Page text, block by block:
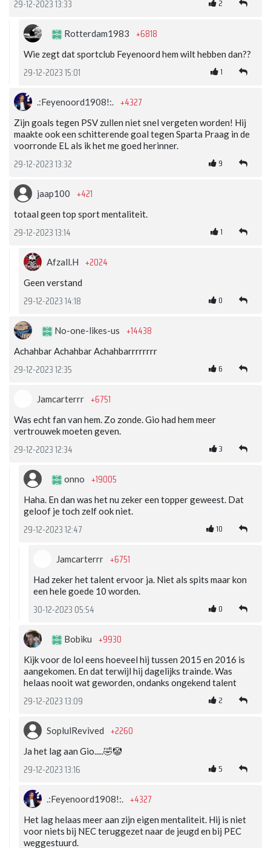
29-12-2023 13:33 2
Rotterdam1983 +6818
Wie zegt dat sportclub Feyenoord hem wilt hebben dan??
29-12-2023 15:01 1
.:Feyenoord1908!:. +4327
Zijn goals tegen PSV zullen niet snel vergeten worden! Hij
maakte ook een schitterende goal tegen Sparta Praag in de
voorronde EL als ik het me goed herinner.
29-12-2023 13:32 9
jaap100 +421
totaal geen top sport mentaliteit.
29-12-2023 13:14 1
Afzall.H +2024
Geen verstand
29-12-2023 14:18 0
No-one-likes-us +14438
Achahbar Achahbar Achahbarrrrrrrr
29-12-2023 12:35 6
Jamcarterrr +6751
Was echt fan van hem. Zo zonde. Gio had hem meer
vertrouwek moeten geven.
29-12-2023 12:34 3
onno +19005
Haha. En dan was het nu zeker een topper geweest. Dat
geloof je toch zelf ook niet.
29-12-2023 12:47 10
Jamcarterrr +6751
Had zeker het talent ervoor ja. Niet als spits maar kon
een hele goede 10 worden.
30-12-2023 05:54 0
Bobiku +9930
Kijk voor de lol eens hoeveel hij tussen 2015 en 2016 is
aangekomen. En dat terwijl hij dagelijks trainde. Was
helaas nooit wat geworden, ondanks ongekend talent
29-12-2023 13:09 2
SoplulRevived +2260
Ja het lag aan Gio.....🤣🤡
29-12-2023 13:16 5
.:Feyenoord1908!:. +4327
Het lag helaas meer aan zijn eigen mentaliteit. Hij is niet
voor niets bij NEC teruggezet naar de jeugd en bij PEC
weggestuurd.